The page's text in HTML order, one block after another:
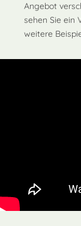
Angebot
sehen Sie ein
weitere